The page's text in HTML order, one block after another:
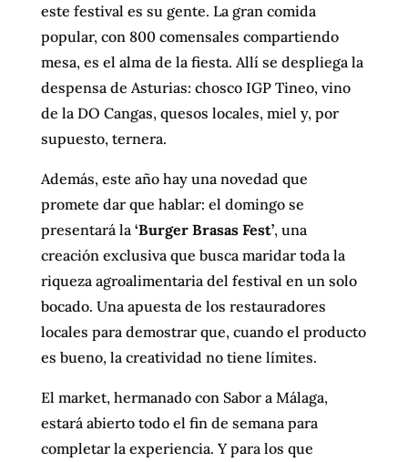
este festival es su gente. La gran comida
popular, con 800 comensales compartiendo
mesa, es el alma de la fiesta. Allí se despliega la
despensa de Asturias: chosco IGP Tineo, vino
de la DO Cangas, quesos locales, miel y, por
supuesto, ternera.
Además, este año hay una novedad que
promete dar que hablar: el domingo se
presentará la ‘Burger Brasas Fest’, una
creación exclusiva que busca maridar toda la
riqueza agroalimentaria del festival en un solo
bocado. Una apuesta de los restauradores
locales para demostrar que, cuando el producto
es bueno, la creatividad no tiene límites.
El market, hermanado con Sabor a Málaga,
estará abierto todo el fin de semana para
completar la experiencia. Y para los que